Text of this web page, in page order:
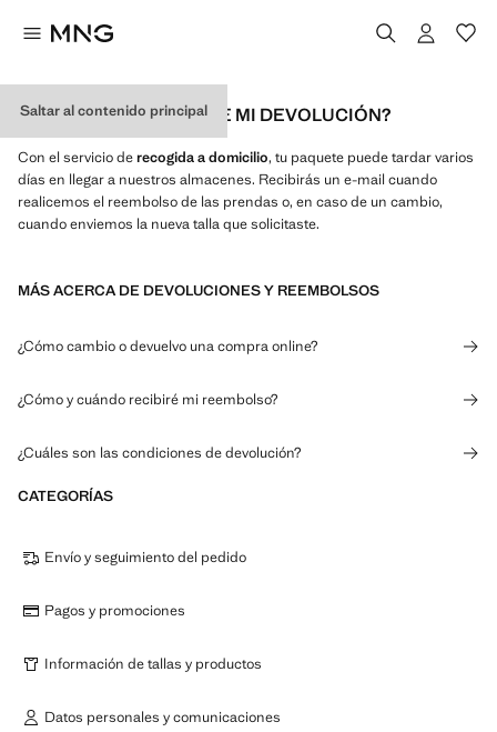
Saltar al contenido principal
¿CUÁL ES EL ESTADO DE MI DEVOLUCIÓN?
Con el servicio derecogida a domicilio, tu paquete puede tardar varios
días en llegar a nuestros almacenes. Recibirás un e-mail cuando
realicemos el reembolso de las prendas o, en caso de un cambio,
cuando enviemos la nueva talla que solicitaste.
MÁS ACERCA DE DEVOLUCIONES Y REEMBOLSOS
¿Cómo cambio o devuelvo una compra online?
¿Cómo y cuándo recibiré mi reembolso?
¿Cuáles son las condiciones de devolución?
CATEGORÍAS
Envío y seguimiento del pedido
Pagos y promociones
Información de tallas y productos
Datos personales y comunicaciones